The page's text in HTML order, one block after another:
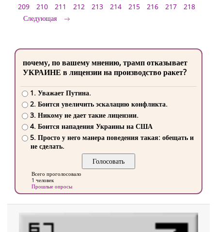
209
210 211 212 213 214 215 216 217
218
Следующая
почему, по вашему мнению, трамп отказывает
УКРАИНЕ в лицензии на производство ракет?
1. Уважает Путина.
2. Боится увеличить эскалацию конфликта.
3. Никому не дает такие лицензии.
4. Боится нападения Украины на США
5. Просто у него манера поведения такая: обещать и
не сделать.
Всего проголосовало
1 человек
Прошлые опросы